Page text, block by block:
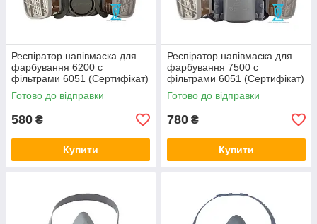
Респіратор напівмаска для
фарбування 6200 c
фільтрами 6051 (Сертифікат)
Готово до відправки
580 ₴
Купити
Респіратор напівмаска для
фарбування 7500 c
фільтрами 6051 (Сертифікат)
Готово до відправки
780 ₴
Купити